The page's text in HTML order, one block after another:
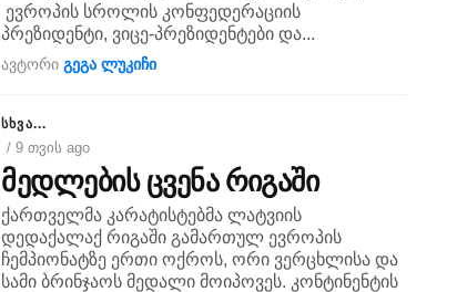
ევროპის სროლის კონფედერაციის
პრეზიდენტი, ვიცე-პრეზიდენტები და...
ავტორიგეგა ლუკიჩი
ᲡᲮᲕᲐ...
/ 9 თვის ago
მედლების ცვენა რიგაში
ქართველმა კარატისტებმა ლატვიის
დედაქალაქ რიგაში გამართულ ევროპის
ჩემპიონატზე ერთი ოქროს, ორი ვერცხლისა და
სამი ბრინჯაოს მედალი მოიპოვეს. კონტინენტის